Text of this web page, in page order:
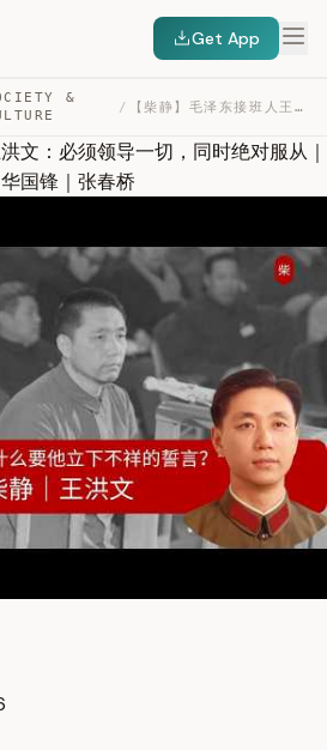
Get App
&
/ 【柴静】毛泽东接班人王洪文：必须领导一切，同时绝对服从｜刘少奇｜林彪｜邓小平｜华国锋｜张春桥 — TRANSCRIPT
文：必须领导一切，同时绝对服从｜
国锋｜张春桥